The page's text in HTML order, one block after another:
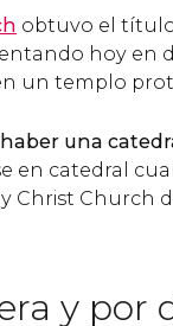
obtuvo el
hoy en
un templo
una
en catedral
Christ Church
y por